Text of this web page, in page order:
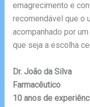
emagrecimento e
recomendável que o
acompanhado por
que seja a escolha
Dr. João da Silva
Farmacêutico
10 anos de